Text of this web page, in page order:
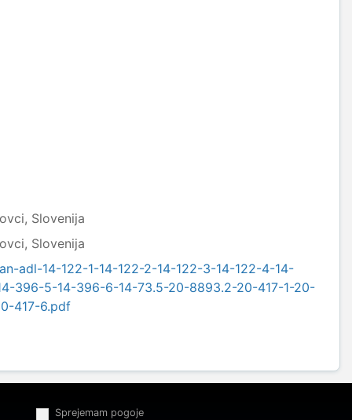
Slovenija
Slovenija
adl-14-122-1-14-122-2-14-122-3-14-122-4-14-
396-5-14-396-6-14-73.5-20-8893.2-20-417-1-20-
417-6.pdf
Sprejemam pogoje